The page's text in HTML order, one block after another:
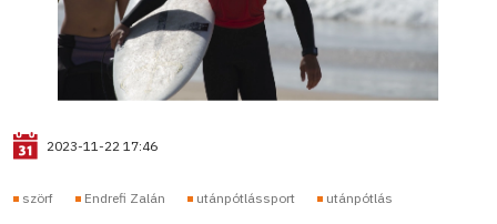
2023-11-22 17:46
szörf Endrefi Zalán utánpótlássport utánpótlás